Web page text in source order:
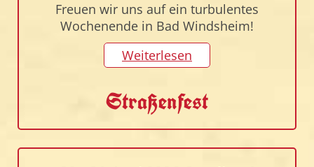
Freuen wir uns auf ein turbulentes
Wochenende in Bad Windsheim!
Weiterlesen
Straßenfest